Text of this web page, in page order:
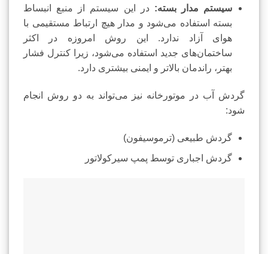
سیستم مدار بسته: در این سیستم از منبع انبساط
بسته استفاده می‌شود و مدار هیچ ارتباط مستقیمی با
هوای آزاد ندارد. این روش امروزه در اکثر
ساختمان‌های جدید استفاده می‌شود، زیرا کنترل فشار
بهتر، راندمان بالاتر و ایمنی بیشتری دارد.
گردش آب در موتورخانه نیز می‌تواند به دو روش انجام
شود:
گردش طبیعی (ترموسیفون)
گردش اجباری توسط پمپ سیرکولاتور